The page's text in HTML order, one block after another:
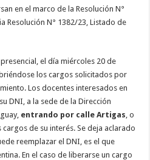
en el marco de la Resolución N°
Resolución N° 1382/23, Listado de
el día miércoles 20 de
los cargos solicitados por
Los docentes interesados en
DNI, a la sede de la Dirección
entrando por calle Artigas , o
de su interés. Se deja aclarado
reemplazar el DNI, es el que
En el caso de liberarse un cargo